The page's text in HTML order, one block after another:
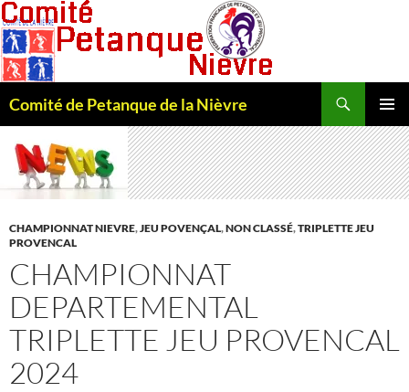
Comité de Petanque de la Nièvre
MENU
CONTENU
CHAMPIONNAT NIEVRE,JEU POVENÇAL,NON CLASSÉ,TRIPLETTE JEU
PROVENCAL
CHAMPIONNAT
DEPARTEMENTAL
TRIPLETTE JEU PROVENCAL
2024